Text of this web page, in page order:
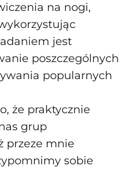
na nogi,
jest
poszczególnych
popularnych
że praktycznie
grup
przeze mnie
sobie